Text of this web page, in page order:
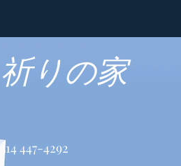
祈りの家
514 447-4292